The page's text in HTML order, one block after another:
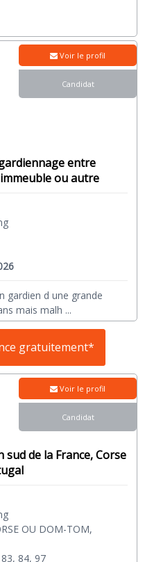
entre
ou autre
gardien d une grande
mais malh ...
Voir le profil
Candidat
gratuitement*
de la France, Corse
OU DOM-TOM,
84, 97
Voir le profil
Candidat